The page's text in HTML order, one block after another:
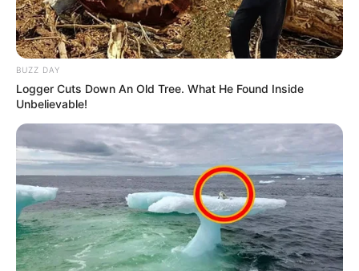
BUZZ DAY
Logger Cuts Down An Old Tree. What He Found Inside
Unbelievable!